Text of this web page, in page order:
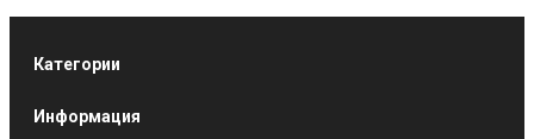
Категории
Информация